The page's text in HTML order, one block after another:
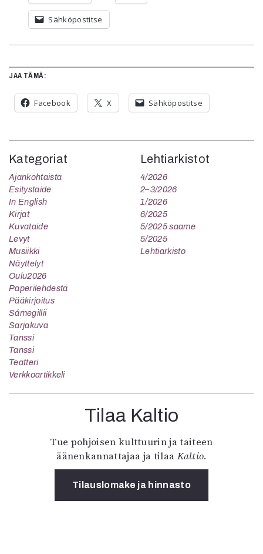
Sähköpostitse
Kategoriat
Ajankohtaista
Esitystaide
In English
Kirjat
Kuvataide
Levyt
Musiikki
Näyttelyt
Oulu2026
Paperilehdestä
Pääkirjoitus
Sámegillii
Sarjakuva
Tanssi
Tanssi
Teatteri
Verkkoartikkeli
Lehtiarkistot
4/2026
2–3/2026
1/2026
6/2025
5/2025 saame
5/2025
Lehtiarkisto
Tilaa Kaltio
Tue pohjoisen kulttuurin ja taiteen
äänenkannattajaa ja tilaa Kaltio.
Tilauslomake ja hinnasto
JAA TÄMÄ:
Facebook X Sähköpostitse